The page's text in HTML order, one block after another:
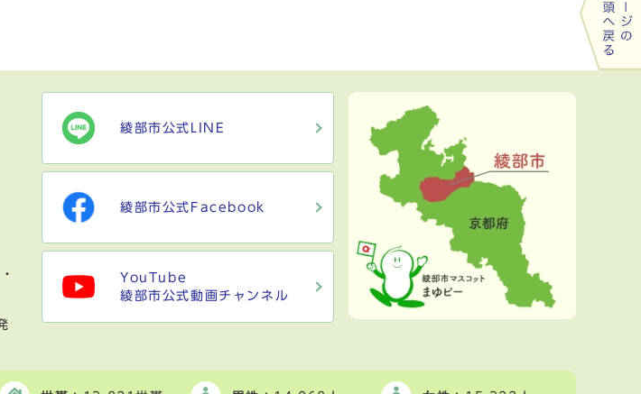
綾部市公式LINE
綾部市公式Facebook
YouTube
綾部市公式動画チャンネル